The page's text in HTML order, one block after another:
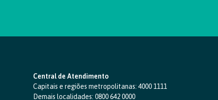
Central de Atendimento
Capitais e regiões metropolitanas: 4000 1111
Demais localidades: 0800 642 0000